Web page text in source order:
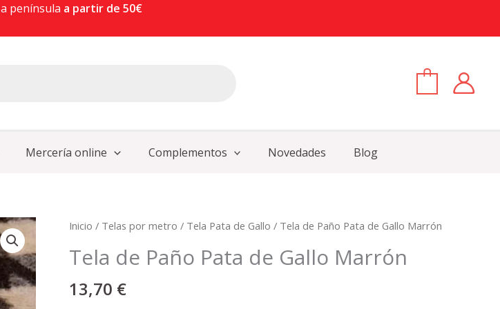
a península a partir de 50€
Mercería online Complementos Novedades Blog
Inicio / Telas por metro / Tela Pata de Gallo / Tela de Paño Pata de Gallo Marrón
Tela de Paño Pata de Gallo Marrón
13,70 €
Tela
Paño
de